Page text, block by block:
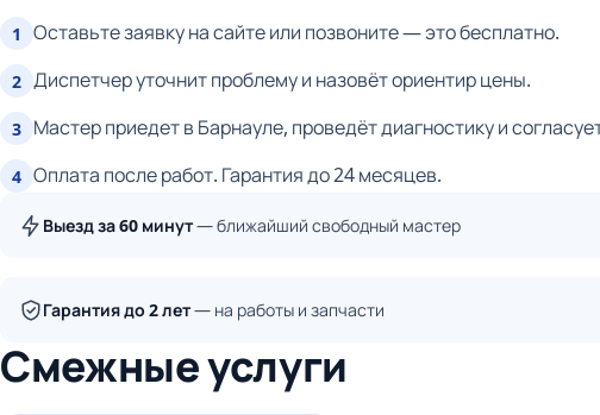
1 Оставьте заявку на сайте или позвоните — это бесплатно.
2 Диспетчер уточнит проблему и назовёт ориентир цены.
3 Мастер приедет в Барнауле, проведёт диагностику и
4 Оплата после работ. Гарантия до 24 месяцев.
Выезд за 60 минут— ближайший свободный мастер
Гарантия до 2 лет— на работы и запчасти
Смежные услуги